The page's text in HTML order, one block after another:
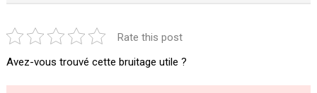
Rate this post
Avez-vous trouvé cette bruitage utile ?